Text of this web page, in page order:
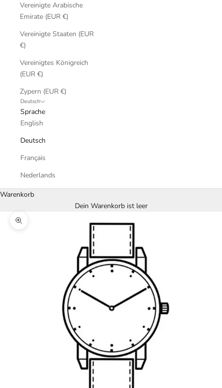
Vereinigte Arabische
Emirate (EUR €)
Vereinigte Staaten (EUR
€)
Vereinigtes Königreich
(EUR €)
Zypern (EUR €)
Deutsch
Sprache
English
Deutsch
Français
Nederlands
Warenkorb
Dein Warenkorb ist leer
Bild vergrößern